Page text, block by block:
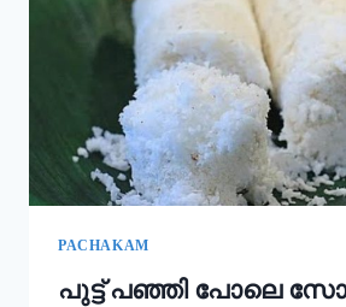
ഇതുപോലെ
ഉണ്ടാക്കി
നോക്കൂ!!
|
KERALA
STYLE
EASY
APPAM
PACHAKAM
പുട്ട് പഞ്ഞി പോലെ